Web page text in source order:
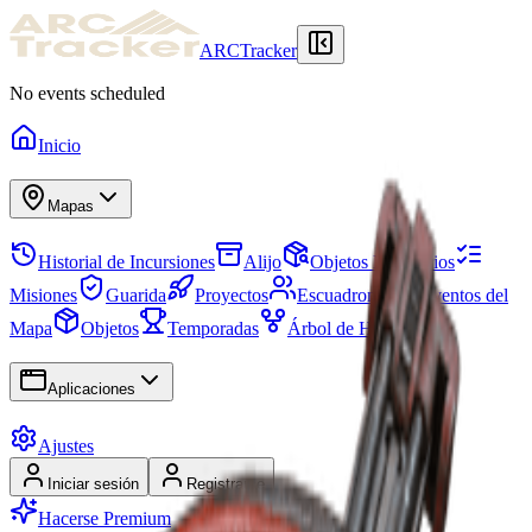
ARCTracker
No events scheduled
Inicio
Mapas
Historial de Incursiones Alijo
Objetos Necesarios
Misiones
Guarida Proyectos Escuadrones
Eventos del
Mapa
Objetos Temporadas Árbol de Habilidades
Aplicaciones
Ajustes
Iniciar sesión Registrarse
Hacerse Premium